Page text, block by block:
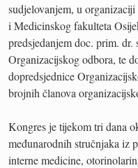
sudjelovanjem, u
i Medicinskog fakulteta
predsjedanjem doc. prim. dr.
Organizacijskog odbora, te
dopredsjednice
brojnih članova
Kongres je tijekom tri dana
međunarodnih stručnjaka iz
interne medicine,